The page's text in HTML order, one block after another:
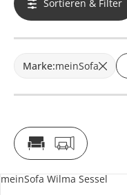
Sortieren & Filter
Marke:meinSofa
meinSofa Wilma Sessel